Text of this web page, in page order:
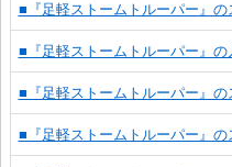
■『足軽ストームトルーパー』の
■『足軽ストームトルーパー』の
■『足軽ストームトルーパー』
■『足軽ストームトルーパー』の